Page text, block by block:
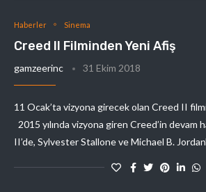
Haberler Sinema
Creed II Filminden Yeni Afiş
gamzeerinc 31 Ekim 2018
11 Ocak’ta vizyona girecek olan Creed II
2015 yılında vizyona giren Creed’in devam
II’de, Sylvester Stallone ve Michael B.